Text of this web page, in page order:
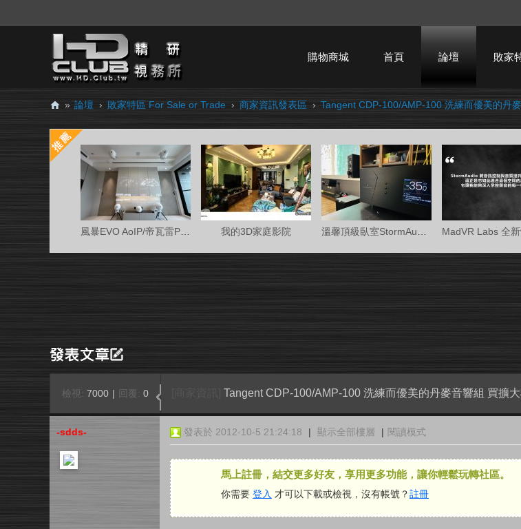
購物商城 首頁 論壇 敗家
D.
Cl
» 論壇 › 敗家特區 For Sale or Trade › 商家資訊發表區 › Tangent CDP-100/AMP-100 洗練而優美的丹麥
我的3D家庭影院
檢視: 7000 | 回覆: 0 Tangent CDP-100/AMP-100 洗練而優美的丹麥音響組 買擴
-sdds- 發表於 2012-10-5 21:24:18 | 顯示全部樓層 | 閱讀模式
馬上註冊，結交更多好友，享用更多功能，讓你輕鬆玩轉社區。
你需要 登入 才可以下載或檢視，沒有帳號？註冊